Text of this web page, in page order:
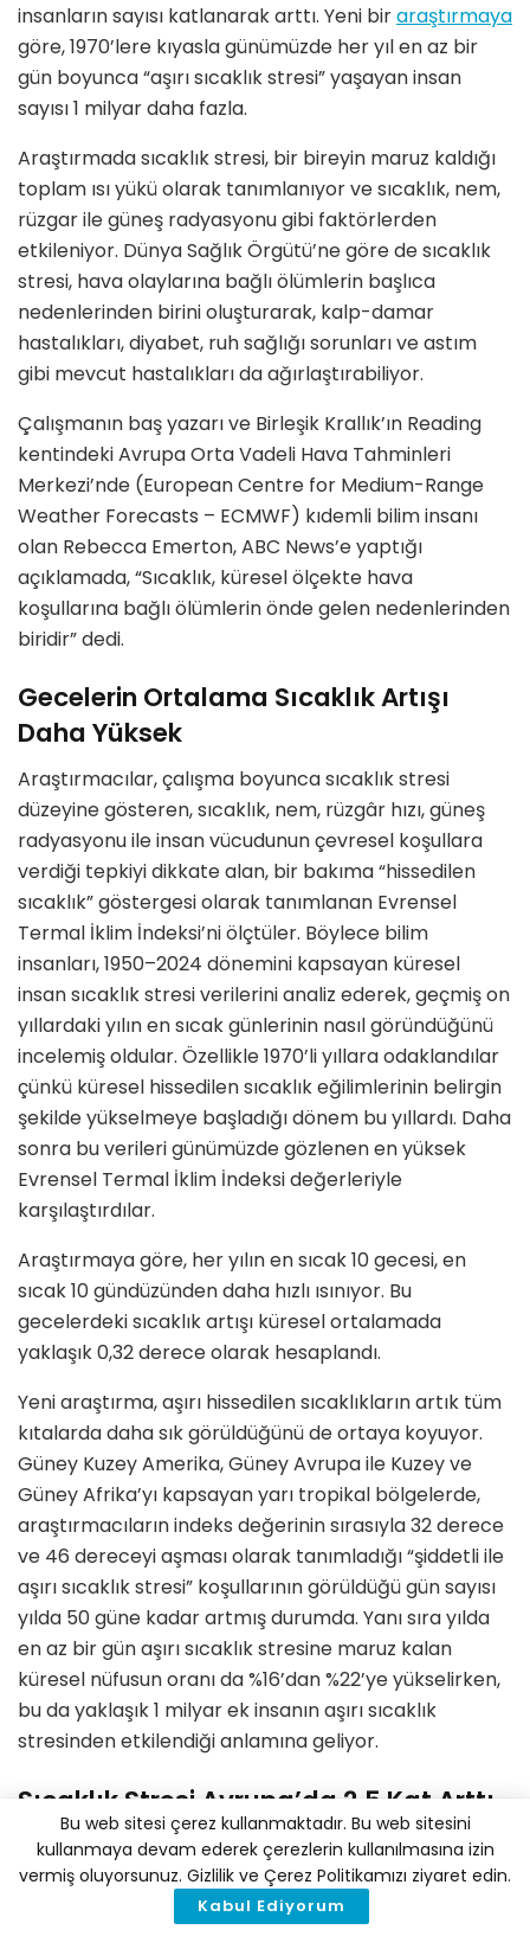
insanların sayısı katlanarak arttı. Yeni biraraştırmaya
göre, 1970’lere kıyasla günümüzde her yıl en az bir
gün boyunca “aşırı sıcaklık stresi” yaşayan insan
sayısı 1 milyar daha fazla.
Araştırmada sıcaklık stresi, bir bireyin maruz kaldığı
toplam ısı yükü olarak tanımlanıyor ve sıcaklık, nem,
rüzgar ile güneş radyasyonu gibi faktörlerden
etkileniyor. Dünya Sağlık Örgütü’ne göre de sıcaklık
stresi, hava olaylarına bağlı ölümlerin başlıca
nedenlerinden birini oluşturarak, kalp-damar
hastalıkları, diyabet, ruh sağlığı sorunları ve astım
gibi mevcut hastalıkları da ağırlaştırabiliyor.
Çalışmanın baş yazarı ve Birleşik Krallık’ın Reading
kentindeki Avrupa Orta Vadeli Hava Tahminleri
Merkezi’nde (European Centre for Medium-Range
Weather Forecasts – ECMWF) kıdemli bilim insanı
olan Rebecca Emerton, ABC News’e yaptığı
açıklamada, “Sıcaklık, küresel ölçekte hava
koşullarına bağlı ölümlerin önde gelen nedenlerinden
biridir” dedi.
Gecelerin Ortalama Sıcaklık Artışı
Daha Yüksek
Araştırmacılar, çalışma boyunca sıcaklık stresi
düzeyine gösteren, sıcaklık, nem, rüzgâr hızı, güneş
radyasyonu ile insan vücudunun çevresel koşullara
verdiği tepkiyi dikkate alan, bir bakıma “hissedilen
sıcaklık” göstergesi olarak tanımlanan Evrensel
Termal İklim İndeksi’ni ölçtüler. Böylece bilim
insanları, 1950–2024 dönemini kapsayan küresel
insan sıcaklık stresi verilerini analiz ederek, geçmiş on
yıllardaki yılın en sıcak günlerinin nasıl göründüğünü
incelemiş oldular. Özellikle 1970’li yıllara odaklandılar
çünkü küresel hissedilen sıcaklık eğilimlerinin belirgin
şekilde yükselmeye başladığı dönem bu yıllardı. Daha
sonra bu verileri günümüzde gözlenen en yüksek
Evrensel Termal İklim İndeksi değerleriyle
karşılaştırdılar.
Araştırmaya göre, her yılın en sıcak 10 gecesi, en
sıcak 10 gündüzünden daha hızlı ısınıyor. Bu
gecelerdeki sıcaklık artışı küresel ortalamada
yaklaşık 0,32 derece olarak hesaplandı.
Yeni araştırma, aşırı hissedilen sıcaklıkların artık tüm
kıtalarda daha sık görüldüğünü de ortaya koyuyor.
Güney Kuzey Amerika, Güney Avrupa ile Kuzey ve
Güney Afrika’yı kapsayan yarı tropikal bölgelerde,
araştırmacıların indeks değerinin sırasıyla 32 derece
ve 46 dereceyi aşması olarak tanımladığı “şiddetli ile
aşırı sıcaklık stresi” koşullarının görüldüğü gün sayısı
yılda 50 güne kadar artmış durumda. Yanı sıra yılda
en az bir gün aşırı sıcaklık stresine maruz kalan
küresel nüfusun oranı da %16’dan %22’ye yükselirken,
bu da yaklaşık 1 milyar ek insanın aşırı sıcaklık
stresinden etkilendiği anlamına geliyor.
Sıcaklık Stresi Avrupa’da 2,5 Kat Arttı
Araştırmacılar, tüm bunların sonucunda küresel
sıcaklık stresinin hem gündüz hem de gece
saatlerinde daha sık, daha şiddetli ve daha uzun süreli
Bu web sitesi çerez kullanmaktadır. Bu web sitesini
kullanmaya devam ederek çerezlerin kullanılmasına izin
vermiş oluyorsunuz. Gizlilik ve Çerez Politikamızı ziyaret edin.
Kabul Ediyorum